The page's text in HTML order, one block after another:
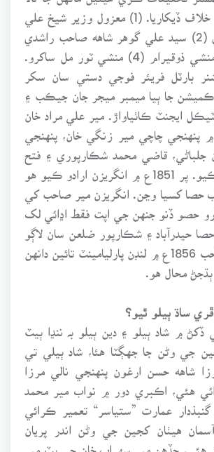
تهمت هڻندڙ مير خلاف ڏيکاريا. (1) معزول وزير شيخ علي
حسين سهانپوري (2) سيد علي گوهر شاهه صاحب راشدي
پير پاڳارو، (3) منشي ذوقيرام (4) منشي ٽور مل ساکرو.
بارٽل فريئر فوجي دستي سان سکر
ڪميشن جا ٻيا ميمبر ميجر جان جيڪب ۽
ايجنٽ ڪاٺياواڙ. مير علي مراد خان
۾ پنهنجي چاچي مير زنگي خان، پنهنجي
جلباڻي، قاضي محمد شڪارپوري ۽ فتح
محمد کي پيش ڪيو. پر 1851ع ۾ انگريزن ارادو ڪيو هو
حصا کسيا وڃن. انگريزن مير صاحب کي
حصو ڏنو جنهن جي اپت فقط اڍائي لک
حصا حيدرآباد ۽ شڪارپور ضلعن سان لاڳو
ڪيا ويا. مير صاحب 1856ع ۾ لنڊن پارليامينٽ تائين دانهن
محال هو.
ساڌ ٻيلو ٿيو؟
۾ شاد ٻيلو ۽ دين ٻيلو بہ ننڍا ٻيٽ
جي وڻن جا جهڳٽا هئا، شاد ٻيلي تي
شاهه حسن ارغون پنهنجي نالي مرزا
هئي، اڪبري دور ۾ نواب مير محمد
عمارت ”ستياسر“ تعمير ڪرائي
هيٺان کجين جي وڻن اندر پريان
هئي، جڏهن مير سهراب خان جي پٽ مير